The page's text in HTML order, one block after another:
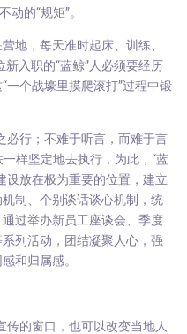
动的“规矩”。
地，每天准时起床、训练、
入职的“蓝鲸”人必须要经历
一个战壕里摸爬滚打”过程中锻
必行；不难于听言，而难于言
样坚定地去执行，为此，“蓝
设放在极为重要的位置，建立
制、个别谈话谈心机制，统
过举办新员工座谈会、季度
列活动，团结凝聚人心，强
和归属感。
传的窗口，也可以改变当地人